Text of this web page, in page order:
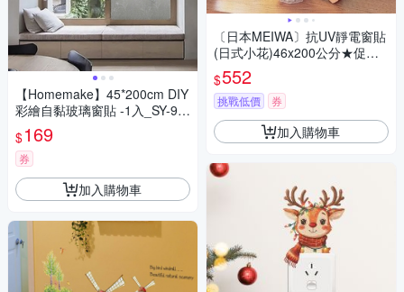
【Homemake】45*200cm DIY
彩繪自黏玻璃窗貼 -1入_SY-98
0182 (防曬/遮陽/玻璃貼/保護隱
私/美化佈置)
$169
券
加入購物車
〔日本MEIWA〕抗UV靜電窗貼
(日式小花)46x200公分★促銷
★
$552
挑戰低價 券
加入購物車